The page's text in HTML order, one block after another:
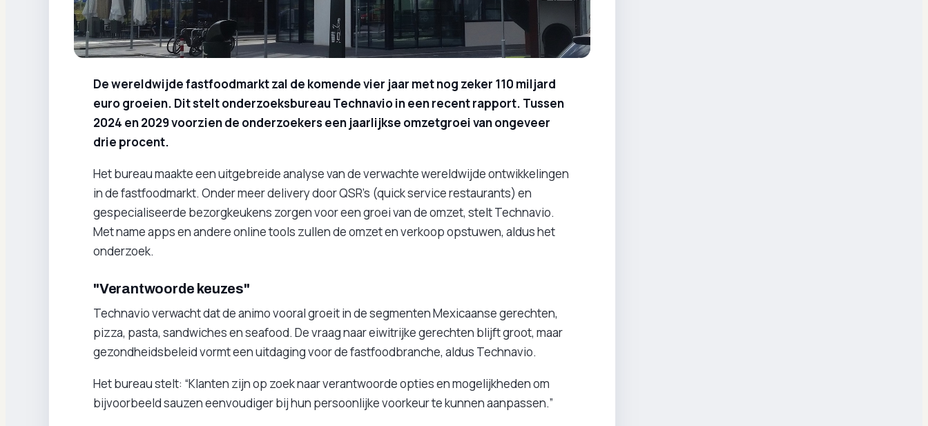
De wereldwijde fastfoodmarkt zal de komende vier jaar met nog zeker 110 miljard
euro groeien. Dit stelt onderzoeksbureau Technavio in een recent rapport. Tussen
2024 en 2029 voorzien de onderzoekers een jaarlijkse omzetgroei van ongeveer
drie procent.
Het bureau maakte een uitgebreide analyse van de verwachte wereldwijde ontwikkelingen
in de fastfoodmarkt. Onder meer delivery door QSR’s (quick service restaurants) en
gespecialiseerde bezorgkeukens zorgen voor een groei van de omzet, stelt Technavio.
Met name apps en andere online tools zullen de omzet en verkoop opstuwen, aldus het
onderzoek.
"Verantwoorde keuzes"
Technavio verwacht dat de animo vooral groeit in de segmenten Mexicaanse gerechten,
pizza, pasta, sandwiches en seafood. De vraag naar eiwitrijke gerechten blijft groot, maar
gezondheidsbeleid vormt een uitdaging voor de fastfoodbranche, aldus Technavio.
Het bureau stelt: “Klanten zijn op zoek naar verantwoorde opties en mogelijkheden om
bijvoorbeeld sauzen eenvoudiger bij hun persoonlijke voorkeur te kunnen aanpassen.”